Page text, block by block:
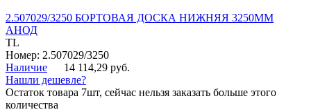
2.507029/3250 БОРТОВАЯ ДОСКА НИЖНЯЯ 3250ММ
АНОД
TL
Номер: 2.507029/3250
Наличие
14 114,29 руб.
Нашли дешевле?
Остаток товара 7шт, сейчас нельзя заказать больше этого
количества